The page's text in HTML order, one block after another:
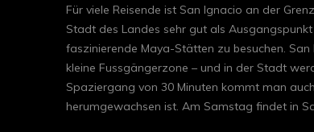
Für viele Reisende ist San Ignacio an der
Stadt des Landes sehr gut als
faszinierende Maya-Stätten zu besuchen.
kleine Fussgängerzone – und in der Stadt
Spaziergang von 30 Minuten kommt man
herumgewachsen ist. Am Samstag findet in